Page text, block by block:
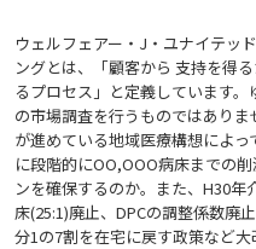
ウェルフェアー・J・ユナイテッ
ングとは、「顧客から 支持を得
るプロセス」と定義しています
の市場調査を行うものではあり
が進めている地域医療構想によ
に段階的にOO,OOO病床までの
ンを確保するのか。また、H30
床(25:1)廃止、DPCの調整係数廃
分1の7割を在宅に戻す政策など大